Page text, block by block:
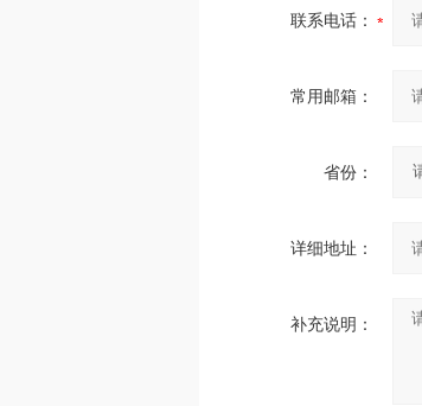
联系电话：
常用邮箱：
省份：
详细地址：
补充说明：